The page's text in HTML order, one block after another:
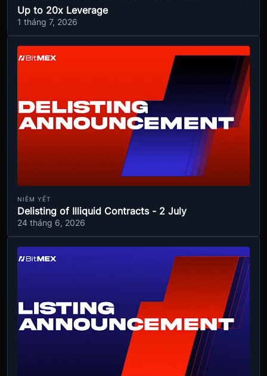
Up to 20x Leverage
1 tháng 7, 2026
NIÊM YẾT
Delisting of Illiquid Contracts - 2 July
24 tháng 6, 2026